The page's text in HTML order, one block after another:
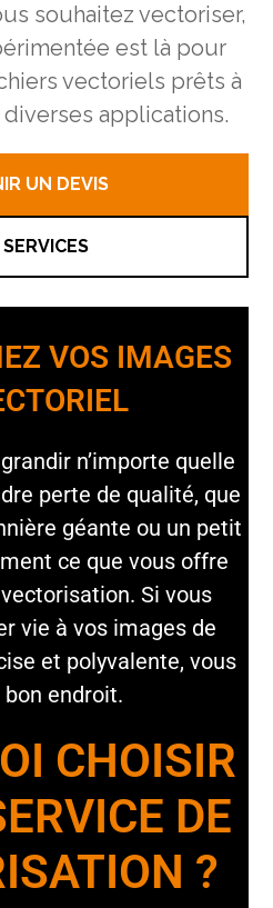
souhaitez vectoriser,
est là pour
vectoriels prêts à
applications.
UN DEVIS
VOS IMAGES
n’importe quelle
perte de qualité, que
géante ou un petit
ce que vous offre
Si vous
vie à vos images de
et polyvalente, vous
endroit.
CHOISIR
DE
?